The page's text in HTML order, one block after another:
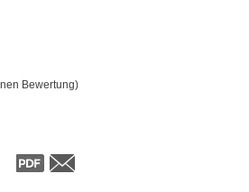
Bewertung)